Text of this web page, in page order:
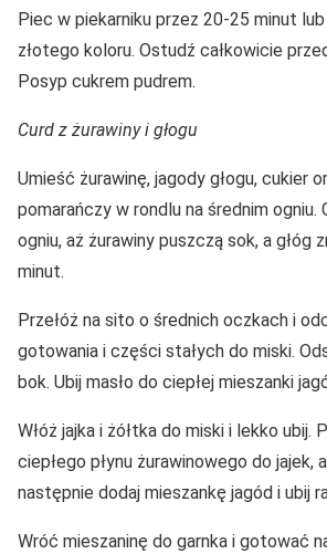
Piec w piekarniku przez 20-25 minut
złotego koloru. Ostudź całkowicie
Posyp cukrem pudrem.
Curd z żurawiny i głogu
Umieść żurawinę, jagody głogu, cukier
pomarańczy w rondlu na średnim ogniu.
ogniu, aż żurawiny puszczą sok, a głóg
minut.
Przełóż na sito o średnich oczkach i
gotowania i części stałych do miski.
bok. Ubij masło do ciepłej mieszanki
Włóż jajka i żółtka do miski i lekko ubij.
ciepłego płynu żurawinowego do jajek,
następnie dodaj mieszankę jagód i ubij
Wróć mieszaninę do garnka i gotować